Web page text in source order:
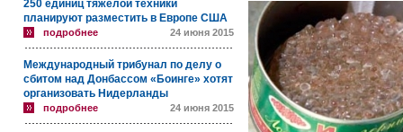
250 единиц тяжелой техники
планируют разместить в Европе США
подробнее 24 июня 2015
Международный трибунал по делу о
сбитом над Донбассом «Боинге» хотят
организовать Нидерланды
подробнее 24 июня 2015